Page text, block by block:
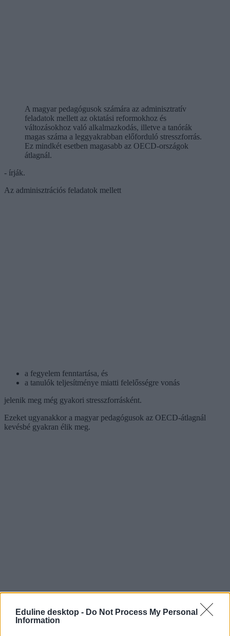
Eduline desktop - Do Not Process My Personal
Information
A magyar pedagógusok számára az adminisztratív
feladatok mellett az oktatási reformokhoz és
változásokhoz való alkalmazkodás, illetve a tanórák
magas száma a leggyakrabban előforduló stresszforrás.
Ez mindkét esetben magasabb az OECD-országok
átlagnál.
- írják.
Az adminisztrációs feladatok mellett
a fegyelem fenntartása, és
a tanulók teljesítménye miatti felelősségre vonás
jelenik meg még gyakori stresszforrásként.
Ezeket ugyanakkor a magyar pedagógusok az OECD-átlagnál
kevésbé gyakran élik meg.